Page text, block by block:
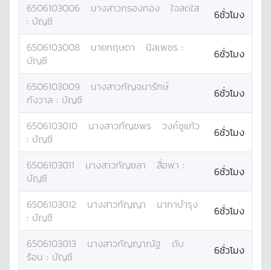
6506103006 นางสาวกรองทอง
ใจสดใส
: บัญชี 6ชั่วโมง
6506103008 นายกฤษดา นิลเพชร :
บัญชี
6ชั่วโมง
6506103009 นางสาวกัญจนารักษ์
กังวาล : บัญชี 6ชั่วโมง
6506103010 นางสาวกัญชพร
วงค์ชูแก้ว
: บัญชี 6ชั่วโมง
6506103011 นางสาวกัญชลา สื่อพา :
บัญชี
6ชั่วโมง
6506103012 นางสาวกัญญา
นากาบำรุง
: บัญชี 6ชั่วโมง
6506103013 นางสาวกัญญาณัฐ
ดับ
ร้อน : บัญชี 6ชั่วโมง